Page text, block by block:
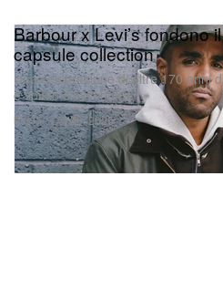
Moda
Barbour x Levi’s fondono
capsule collection
Una celebrazione di oltre 170 anni
e spirito d’avventura.
Oct 30, 2025